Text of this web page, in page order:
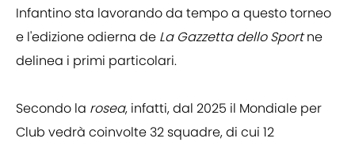
Infantino sta lavorando da tempo a questo torneo
e l'edizione odierna de La Gazzetta dello Sportne
delinea i primi particolari.
Secondo la rosea, infatti, dal 2025 il Mondiale per
Club vedrà coinvolte 32 squadre, di cui 12